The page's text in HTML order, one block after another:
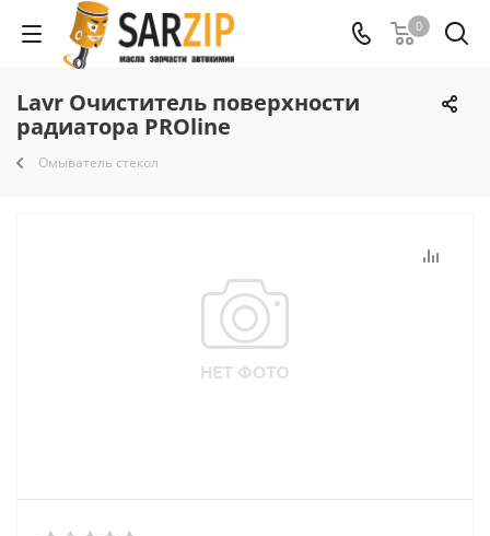
0
Lavr Очиститель поверхности
радиатора PROline
Омыватель стекол